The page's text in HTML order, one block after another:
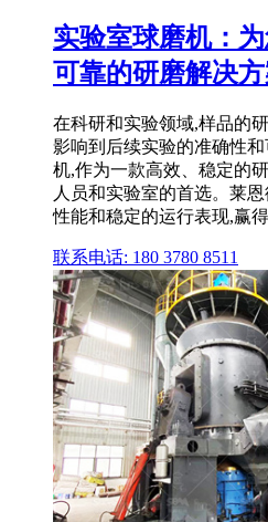
实验室球磨机：
可靠的研磨解决
在科研和实验领域,样品的
影响到后续实验的准确性
机,作为一款高效、稳定的
人员和实验室的首选。莱
性能和稳定的运行表现,赢
联系电话: 180 3780 8511